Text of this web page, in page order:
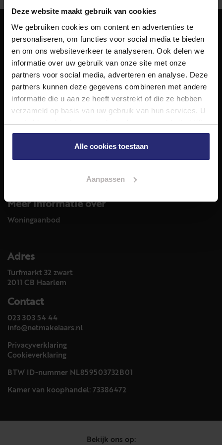
Deze website maakt gebruik van cookies
We gebruiken cookies om content en advertenties te
personaliseren, om functies voor social media te bieden
en om ons websiteverkeer te analyseren. Ook delen we
informatie over uw gebruik van onze site met onze
partners voor social media, adverteren en analyse. Deze
partners kunnen deze gegevens combineren met andere
informatie die u aan ze heeft verstrekt of die ze hebben
verzameld op basis van uw gebruik van hun services. U
gaat akkoord met onze cookies als u onze website blijft
gebruiken.
Alle cookies toestaan
Aanpassen
NET Makelaars
NET Makelaars is een modern makelaarskantoor met
decennialange ervaring in het vak en diepgaande kennis
van de huizenmarkt in Haarlem en omstreken.
Volg ons op
Meer informatie over
Woningaanbod
Adres
Turfmarkt 32 zwart
2011 CB Haarlem
Contact
023 303 54 44
info@netmakelaars.nl
Privacyverklaring
Cookieverklaring
BTW ID-nummer NL859503732B01
Kamer van koophandel: 73386472
Bekijk ons op: